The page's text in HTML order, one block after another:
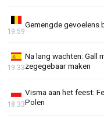
Gemengde gevoelens
19:59
Na lang wachten: Gall
zegegebaar maken
19:33
Visma aan het feest:
Polen
18:33